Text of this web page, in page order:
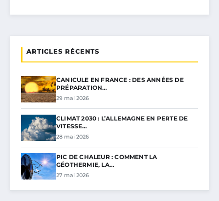
ARTICLES RÉCENTS
CANICULE EN FRANCE : DES ANNÉES DE
PRÉPARATION…
29 mai 2026
CLIMAT 2030 : L’ALLEMAGNE EN PERTE DE
VITESSE…
28 mai 2026
PIC DE CHALEUR : COMMENT LA
GÉOTHERMIE, LA…
27 mai 2026